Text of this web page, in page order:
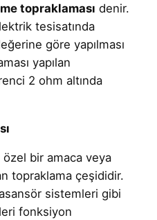
topraklaması denir.
tesisatında
göre yapılması
yapılan
2 ohm altında
özel bir amaca veya
topraklama çeşididir.
asansör sistemleri gibi
fonksiyon